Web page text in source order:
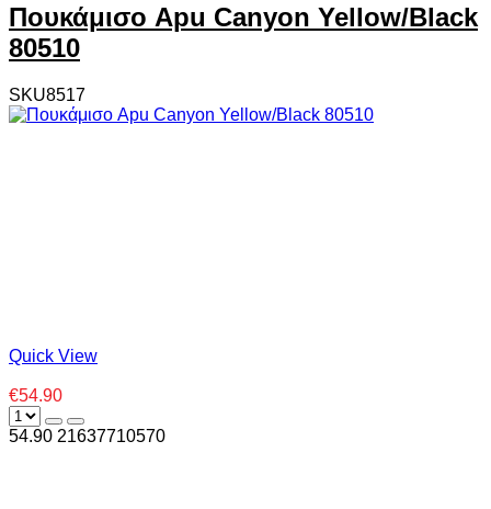
Πουκάμισο Apu Canyon Yellow/Black
80510
SKU8517
Quick View
€54.90
54.90 21637710570